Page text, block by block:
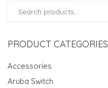
PRODUCT CATEGORIES
Accessories
Aruba Switch